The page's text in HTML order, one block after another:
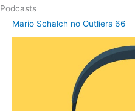
2018 IMA-B
Fundo
Podcasts
Mario Schalch no Outliers 66